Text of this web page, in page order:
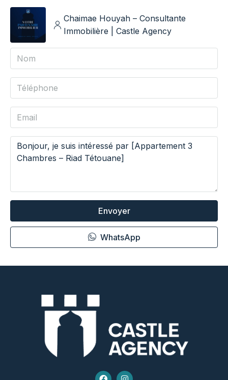
Chaimae Houyah – Consultante
Immobilière | Castle Agency
Envoyer
WhatsApp